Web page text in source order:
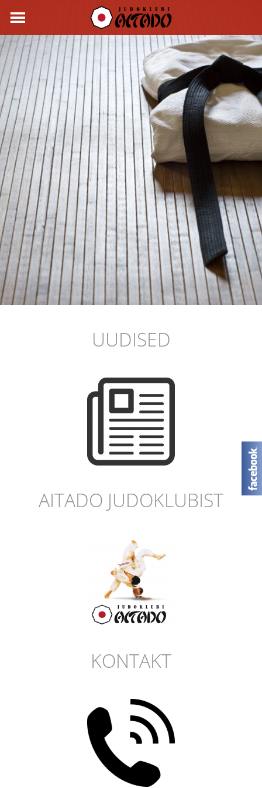
UUDISED
AITADO JUDOKLUBIST
KONTAKT